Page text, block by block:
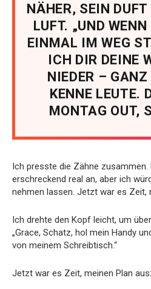
NÄHER, SEIN
LUFT. „UND
EINMAL IM WEG
ICH DIR DEINE
NIEDER –
KENNE LEUTE.
MONTAG OUT,
Ich presste die Zähne zusammen.
erschreckend real an, aber ich
nehmen lassen. Jetzt war es Zeit,
Ich drehte den Kopf leicht, um
„Grace, Schatz, hol mein Handy
von meinem Schreibtisch.“
Jetzt war es Zeit, meinen Plan